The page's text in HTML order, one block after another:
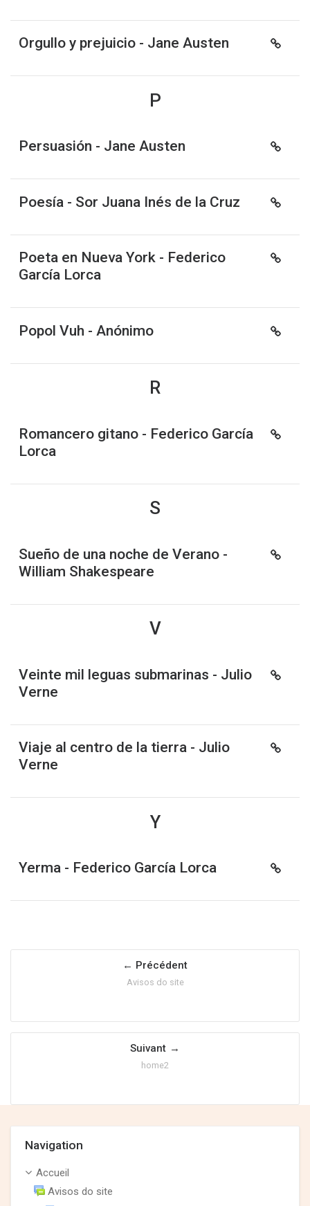
Orgullo y prejuicio - Jane Austen
P
Persuasión - Jane Austen
Poesía - Sor Juana Inés de la Cruz
Poeta en Nueva York - Federico
García Lorca
Popol Vuh - Anónimo
R
Romancero gitano - Federico García
Lorca
S
Sueño de una noche de Verano -
William Shakespeare
V
Veinte mil leguas submarinas - Julio
Verne
Viaje al centro de la tierra - Julio
Verne
Y
Yerma - Federico García Lorca
Précédent
Avisos do site
Suivant
home2
Navigation
Accueil
Avisos do site